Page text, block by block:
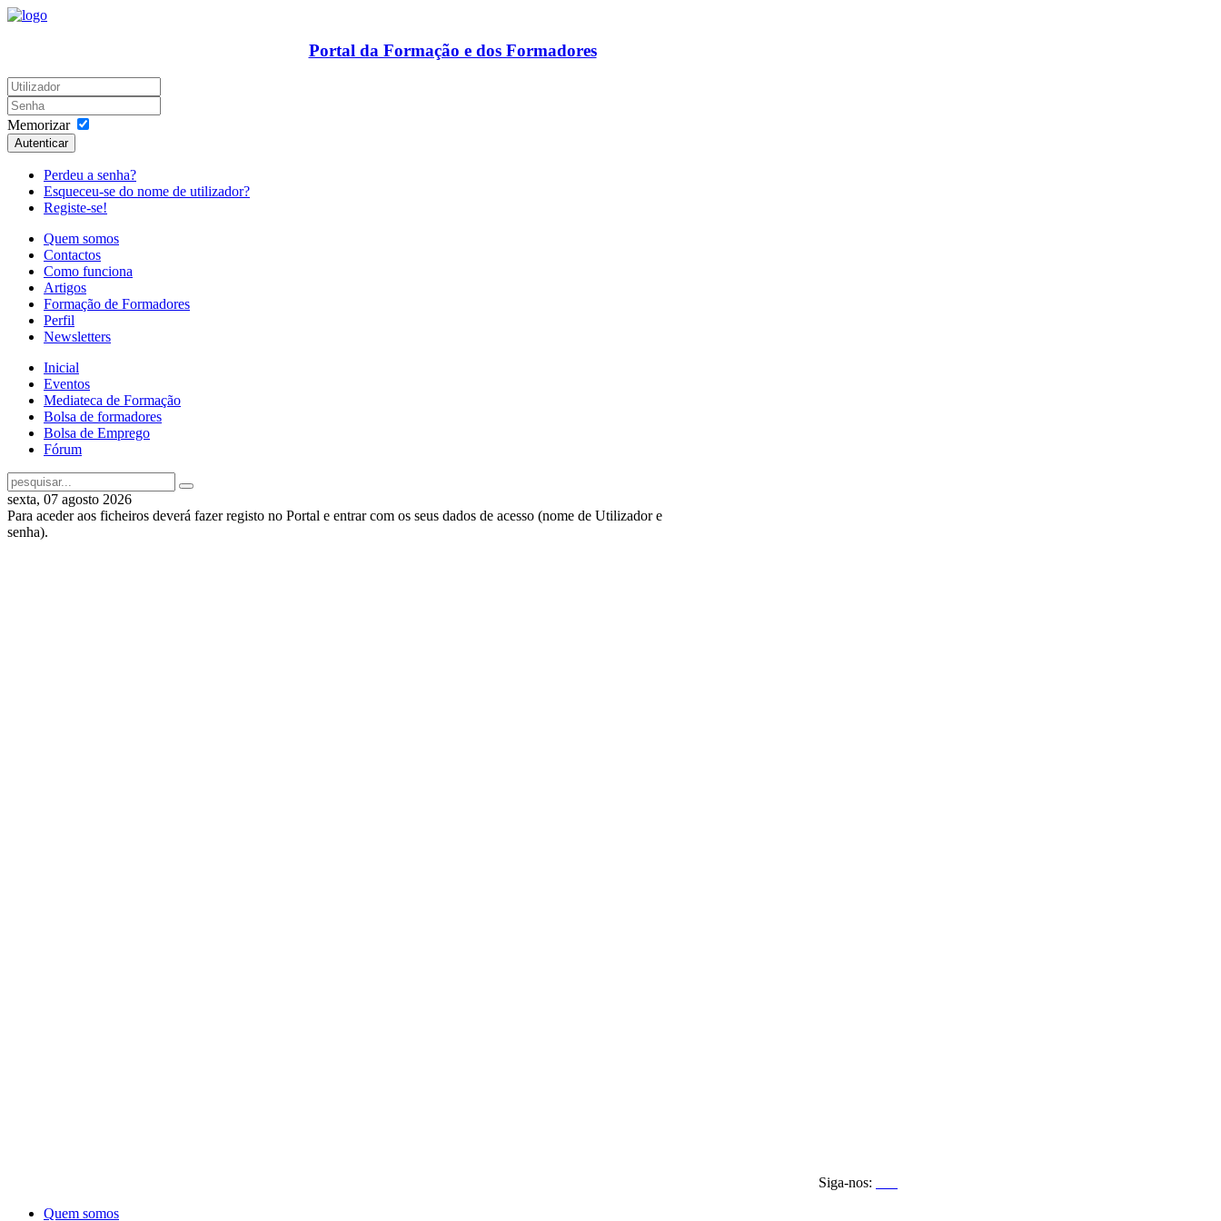
Portal da Formação e dos Formadores
Memorizar
Autenticar
Perdeu a senha?
Esqueceu-se do nome de utilizador?
Registe-se!
Quem somos
Contactos
Como funciona
Artigos
Formação de Formadores
Perfil
Newsletters
Inicial
Eventos
Mediateca de Formação
Bolsa de formadores
Bolsa de Emprego
Fórum
sexta, 07 agosto 2026
Para aceder aos ficheiros deverá fazer registo no Portal e entrar com os seus dados de acesso (nome de Utilizador e
senha).
Siga-nos:
Quem somos